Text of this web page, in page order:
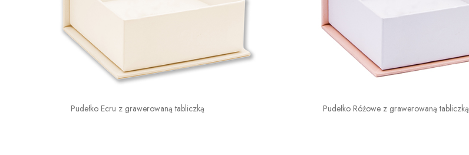
Pudełko Ecru z grawerowaną tabliczką Pudełko Różowe z grawerowaną tabliczką